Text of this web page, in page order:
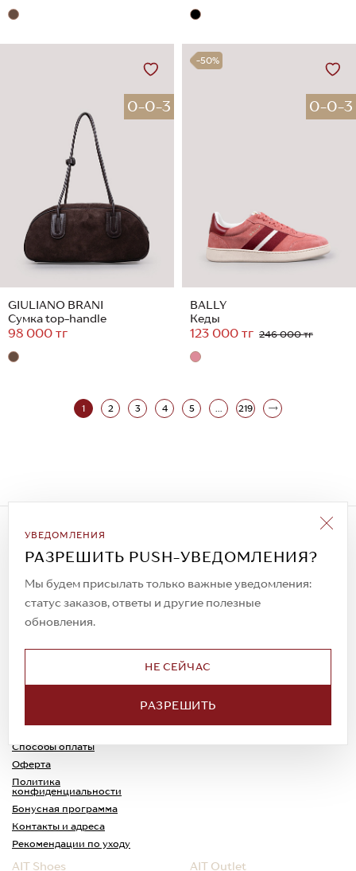
0-0-3
GIULIANO BRANI
Сумка top-handle
98 000 тг
-50%
0-0-3
BALLY
Кеды
123 000 тг 246 000 тг
1 2 3 4 5 ... 219
УВЕДОМЛЕНИЯ
РАЗРЕШИТЬ PUSH-УВЕДОМЛЕНИЯ?
Мы будем присылать только важные уведомления:
статус заказов, ответы и другие полезные
обновления.
НЕ СЕЙЧАС
РАЗРЕШИТЬ
Подписаться на рассылку
Всегда будьте в курсе новых акций и
спецпредложений!
© 2023. AIT Shoes
Все права защищены
Доставка
Способы оплаты
Оферта
Политика
конфиденциальности
Обмен и возврат
Каспи-Ред
Бонусная программа
Контакты и адреса
Рекомендации по уходу
AIT Shoes AIT Outlet